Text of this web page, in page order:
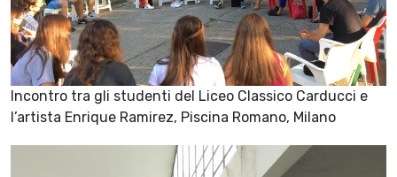
Incontro tra gli studenti del Liceo Classico Carducci e
l’artista Enrique Ramirez, Piscina Romano, Milano